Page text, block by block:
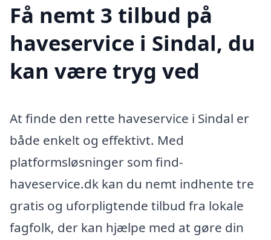
Få nemt 3 tilbud på
haveservice i Sindal, du
kan være tryg ved
At finde den rette haveservice i Sindal er
både enkelt og effektivt. Med
platformsløsninger som find-
haveservice.dk kan du nemt indhente tre
gratis og uforpligtende tilbud fra lokale
fagfolk, der kan hjælpe med at gøre din